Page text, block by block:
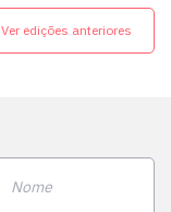
Ver edições anteriores